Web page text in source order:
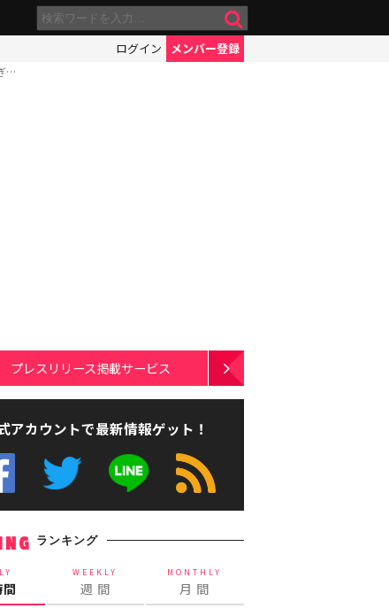
ログイン メンバー登録
…
プレスリリース掲載サービス
アカウントで最新情報ゲット！
ランキング
WEEKLY
週 間
MONTHLY
月 間